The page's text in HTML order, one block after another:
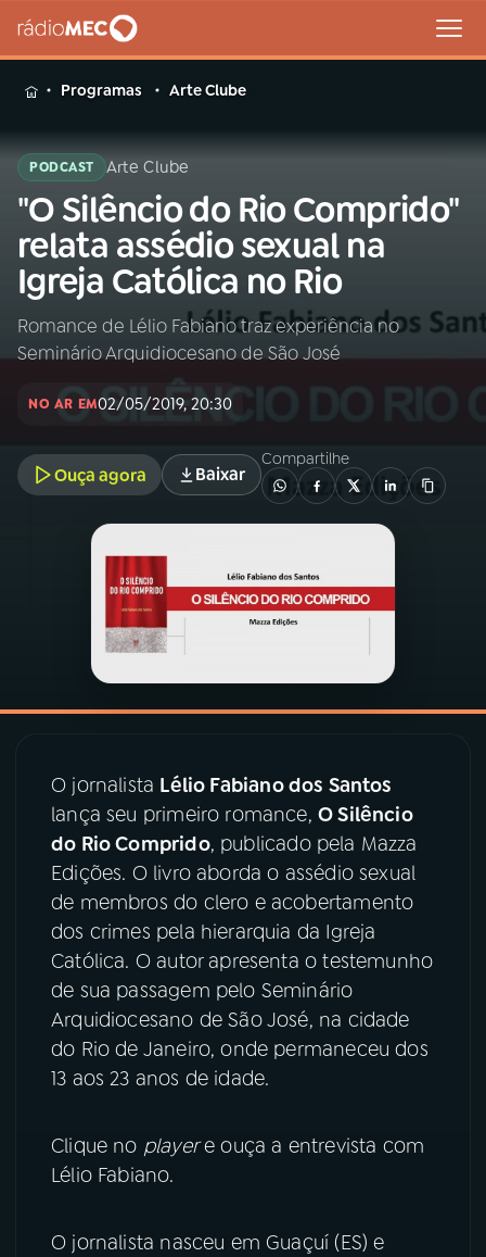
MENU
Buscar
na
Rádio
MEC
Buscar
Início AO VIVO
INÍCIO
A RÁDIO
PROGRAMAÇÃO
PROGRAMAS
PODCASTS
07ÚLTIMAS
08PRÊMIO RÁDIO MEC
ACOMPANHE A RÁDIO MEC
YouTube Facebook
Instagram X
Programas Arte Clube
PODCAST Arte Clube
"O Silêncio do Rio Comprido"
relata assédio sexual na
Igreja Católica no Rio
Romance de Lélio Fabiano traz experiência no
Seminário Arquidiocesano de São José
NO AR EM02/05/2019, 20:30
Ouça agora Baixar
Compartilhe
O jornalista Lélio Fabiano dos Santos
lança seu primeiro romance,O Silêncio
do Rio Comprido, publicado pela Mazza
Edições. O livro aborda o assédio sexual
de membros do clero e acobertamento
dos crimes pela hierarquia da Igreja
Católica. O autor apresenta o testemunho
de sua passagem pelo Seminário
Arquidiocesano de São José, na cidade
do Rio de Janeiro, onde permaneceu dos
13 aos 23 anos de idade.
Clique no playere ouça a entrevista com
Lélio Fabiano.
O jornalista nasceu em Guaçuí (ES) e